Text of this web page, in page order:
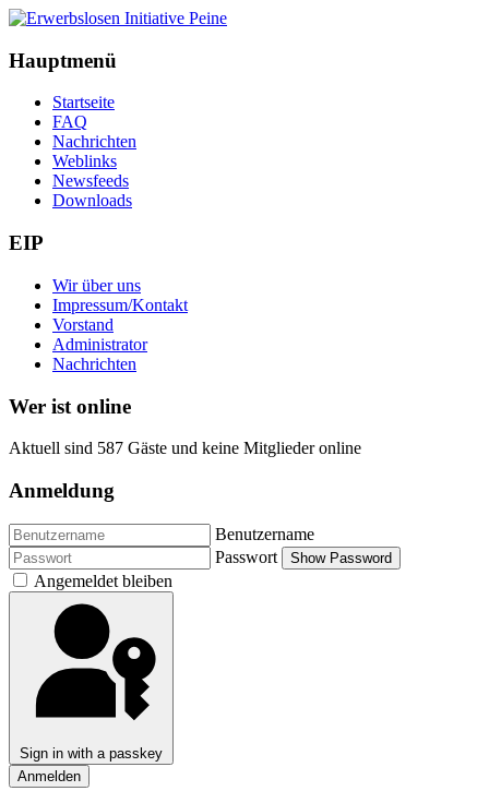
Hauptmenü
Startseite
FAQ
Nachrichten
Weblinks
Newsfeeds
Downloads
EIP
Wir über uns
Impressum/Kontakt
Vorstand
Administrator
Nachrichten
Wer ist online
Aktuell sind 587 Gäste und keine Mitglieder online
Anmeldung
Benutzername
Passwort
Show Password
Angemeldet bleiben
Sign in with a passkey
Anmelden